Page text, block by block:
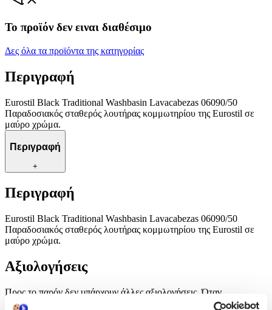
Το προϊόν δεν ειναι διαθέσιμο
Δες όλα τα προϊόντα της κατηγορίας
Περιγραφή
Eurostil Black Traditional Washbasin Lavacabezas 06090/50
Παραδοσιακός σταθερός λουτήρας κομμωτηρίου της Eurostil σε
μαύρο χρώμα.
Περιγραφή
+
Περιγραφή
Eurostil Black Traditional Washbasin Lavacabezas 06090/50
Παραδοσιακός σταθερός λουτήρας κομμωτηρίου της Eurostil σε
μαύρο χρώμα.
Αξιολογήσεις
Προς το παρόν δεν υπάρχουν άλλες αξιολογήσεις. Όταν
προστεθούν, θα εμφανιστούν εδώ.